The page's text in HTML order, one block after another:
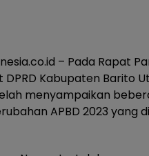
– Pada Rapat
Kabupaten Barito
menyampaikan
APBD 2023 yang